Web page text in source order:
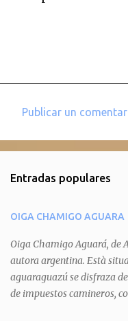
e
t
a
r
i
o
Publicar un
Entradas populares
OIGA CHAMIGO AGUARA
Oiga Chamigo Aguará, de
autora argentina. Està
aguaraguazú se disfraza
de impuestos camineros,